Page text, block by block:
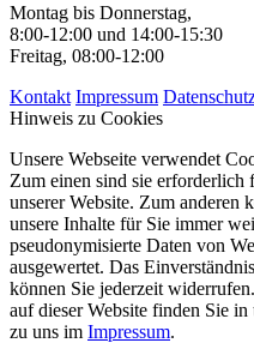
Montag bis Donnerstag,
8:00-12:00 und 14:00-15:30
Freitag, 08:00-12:00
Kontakt Impressum
Hinweis zu Cookies
Unsere Webseite verwendet
Zum einen sind sie
unserer Website. Zum
unsere Inhalte für Sie immer
pseudonymisierte Daten von
ausgewertet. Das
können Sie jederzeit
auf dieser Website finden Sie in
zu uns im Impressum.